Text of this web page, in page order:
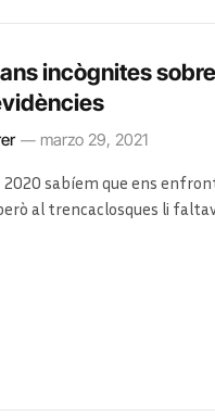
incògnites
marzo 29, 2021
2020 sabíem que ens
al trencaclosques li